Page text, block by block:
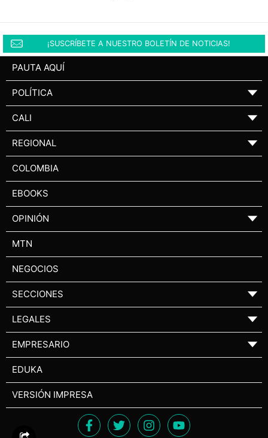
¡SUSCRÍBETE A NUESTRO BOLETÍN DE NOTICIAS!
PAUTA AQUÍ
POLÍTICA ▼
CALI ▼
REGIONAL ▼
COLOMBIA
EBOOKS
OPINIÓN ▼
MTN
NEGOCIOS
SECCIONES ▼
LEGALES ▼
EMPRESARIO ▼
EDUKA
VERSIÓN IMPRESA